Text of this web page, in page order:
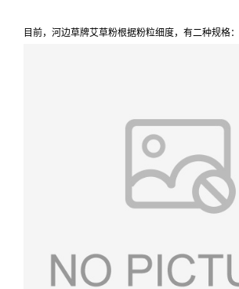
目前，河边草牌艾草粉根据粉粒细度，有二种规格：